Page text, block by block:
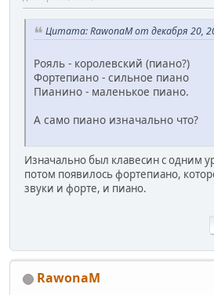
Цитата: RawonaM от декабря 20,
Рояль - королевский (пиано?)
Фортепиано - сильное пиано
Пианино - маленькое пиано.
А само пиано изначально что?
Изначально был клавесин с одним
потом появилось фортепиано,
звуки и форте, и пиано.
RawonaM